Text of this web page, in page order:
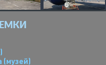
(музей)